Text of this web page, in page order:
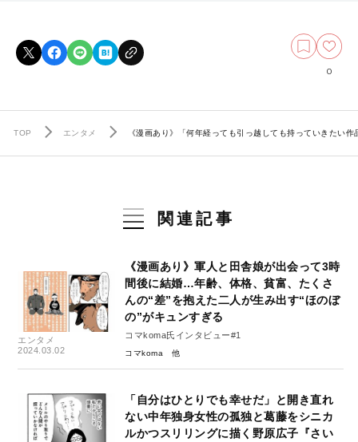
0
TOP エンタメ 《漫画あり》「何年経っても引っ越しても持っていきたい
関連記事
エンタメ
2024.03.02
《漫画あり》軍人と田舎娘が出会って3時
間後に結婚…年齢、体格、貧富、たくさ
んの“差”を抱えた二人が生み出す“ほのぼ
の”がキュンすぎる
コマkoma氏インタビュー#1
コマkoma
「自分はひとりでも幸せだ」と開き直れ
ない中年独身女性の孤独と葛藤をシニカ
ルかつスリリングに描く野原広子『さい